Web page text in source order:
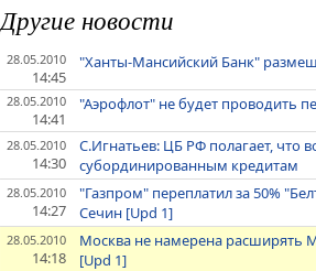
Другие новости
28.05.2010
14:45
"Ханты-Мансийский Банк"
28.05.2010
14:41
"Аэрофлот" не будет проводить
28.05.2010
14:30
С.Игнатьев: ЦБ РФ полагает, что
субординированным кредитам
28.05.2010
14:27
"Газпром" переплатил за 50%
Сечин [Upd 1]
28.05.2010
14:18
Москва не намерена расширять
[Upd 1]